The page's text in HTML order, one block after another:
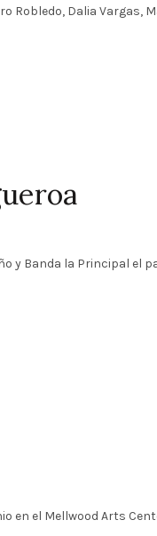
Dalia Vargas,
Banda la Principal el
en el Mellwood Arts